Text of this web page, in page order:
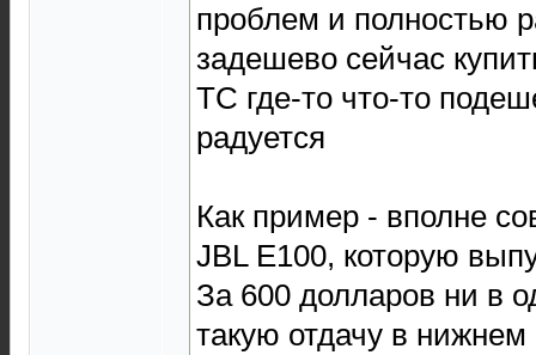
проблем и полностью
задешево сейчас
ТС где-то что-то
радуется
Как пример - вполне
JBL E100, которую
За 600 долларов ни в
такую отдачу в нижнем